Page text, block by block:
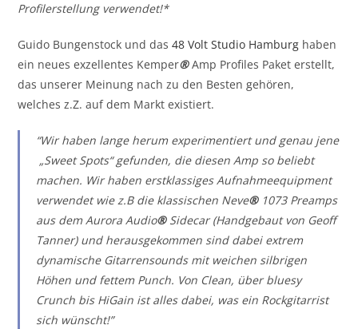
Profilerstellung verwendet!*
Guido Bungenstock und das48 Volt Studio Hamburg haben
ein neues exzellentes Kemper®Amp Profiles Paket erstellt,
das unserer Meinung nach zu den Besten gehören,
welches z.Z. auf dem Markt existiert.
“Wir haben lange herum experimentiert und genau jene
„Sweet Spots“ gefunden, die diesen Amp so beliebt
machen. Wir haben erstklassiges Aufnahmeequipment
verwendet wie z.B die klassischen Neve®1073 Preamps
aus dem Aurora Audio®Sidecar (Handgebaut von Geoff
Tanner) und herausgekommen sind dabei extrem
dynamische Gitarrensounds mit weichen silbrigen
Höhen und fettem Punch. Von Clean, über bluesy
Crunch bis HiGain ist alles dabei, was ein Rockgitarrist
sich wünscht!”